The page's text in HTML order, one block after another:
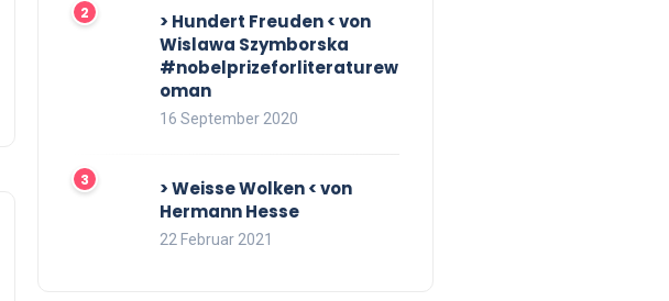
> Hundert Freuden < von
Wislawa Szymborska
#nobelprizeforliteraturew
oman
16 September 2020
> Weisse Wolken < von
Hermann Hesse
22 Februar 2021